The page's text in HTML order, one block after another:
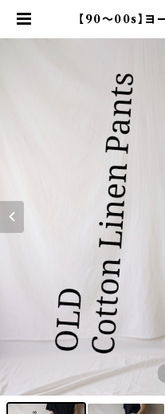
【90～00s】ヨ
ー | オンラ